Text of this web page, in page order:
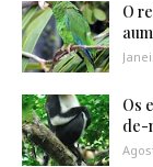
O
Os
de-